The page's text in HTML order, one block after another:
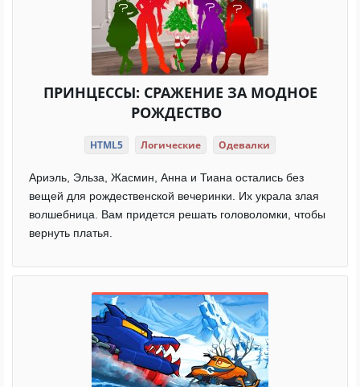
ПРИНЦЕССЫ: СРАЖЕНИЕ ЗА МОДНОЕ
РОЖДЕСТВО
HTML5 Логические Одевалки
Ариэль, Эльза, Жасмин, Анна и Тиана остались без
вещей для рождественской вечеринки. Их украла злая
волшебница. Вам придется решать головоломки, чтобы
вернуть платья.